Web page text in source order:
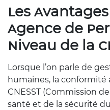
Les
Agence de
Niveau de la
Lorsque l’on parle de
humaines, la conformité
CNESST (Commission
santé et de la sécurité